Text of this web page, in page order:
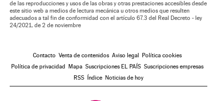
de las reproducciones y usos de las obras y otras prestaciones accesibles desde
este sitio web a medios de lectura mecánica u otros medios que resulten
adecuados a tal fin de conformidad con el artículo 67.3 del Real Decreto - ley
24/2021, de 2 de noviembre
Contacto Venta de contenidos Aviso legal
Política cookies
Política de privacidad
Mapa Suscripciones EL PAÍS Suscripciones empresas
RSS
Índice Noticias de hoy